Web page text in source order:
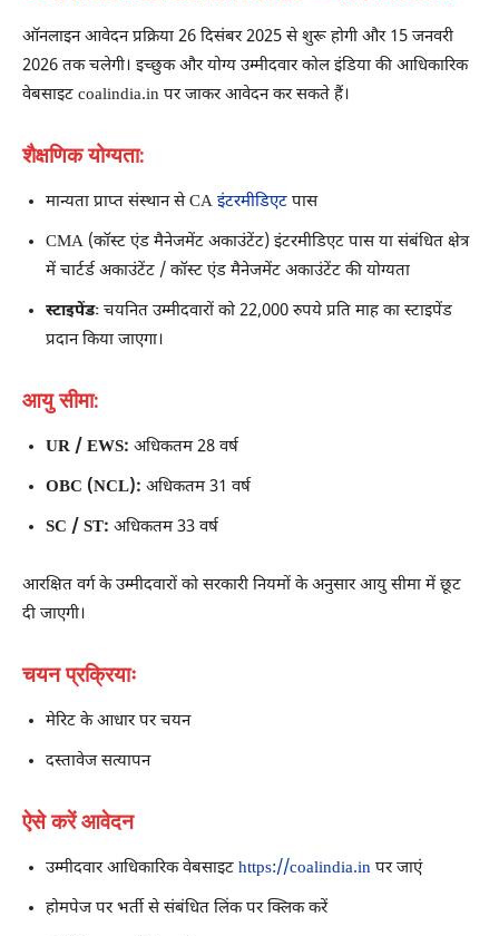
ऑनलाइन आवेदन प्रक्रिया 26 दिसंबर 2025 से शुरू होगी और 15 जनवरी
2026 तक चलेगी। इच्छुक और योग्य उम्मीदवार कोल इंडिया की आधिकारिक
वेबसाइट coalindia.in पर जाकर आवेदन कर सकते हैं।
शैक्षणिक योग्यता:
मान्यता प्राप्त संस्थान से CA इंटरमीडिएट पास
CMA (कॉस्ट एंड मैनेजमेंट अकाउंटेंट) इंटरमीडिएट पास या संबंधित क्षेत्र
में चार्टर्ड अकाउंटेंट / कॉस्ट एंड मैनेजमेंट अकाउंटेंट की योग्यता
स्टाइपेंडः चयनित उम्मीदवारों को 22,000 रुपये प्रति माह का स्टाइपेंड
प्रदान किया जाएगा।
आयु सीमा:
UR / EWS: अधिकतम 28 वर्ष
OBC (NCL): अधिकतम 31 वर्ष
SC / ST: अधिकतम 33 वर्ष
आरक्षित वर्ग के उम्मीदवारों को सरकारी नियमों के अनुसार आयु सीमा में छूट
दी जाएगी।
चयन प्रक्रियाः
मेरिट के आधार पर चयन
दस्तावेज सत्यापन
ऐसे करें आवेदन
उम्मीदवार आधिकारिक वेबसाइट https://coalindia.in पर जाएं
होमपेज पर भर्ती से संबंधित लिंक पर क्लिक करें